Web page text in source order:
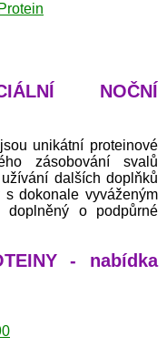
NOČNÍ
unikátní proteinové
zásobování svalů
dalších doplňků
dokonale vyváženým
doplněný o podpůrné
- nabídka